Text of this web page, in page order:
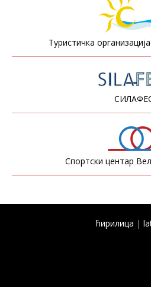
Туристичка
Спортски центар
ћирилица |